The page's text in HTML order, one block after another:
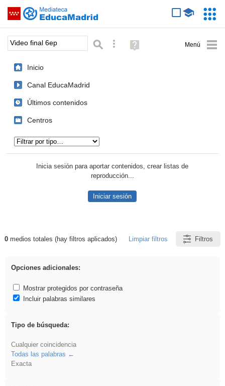
Saltar navegación
Palabra o frase: Búsqueda avanzada
Ayuda
(en
Inicio
Canal EducaMadrid
Últimos contenidos
Centros
Inicia sesión para aportar contenidos, crear listas de
reproducción...
Iniciar sesión
Resultados de: Video final 6ep
0medios totales (hay filtros aplicados) Limpiar filtros Filtros
Opciones adicionales:
Mostrar protegidos por contraseña
Incluir palabras similares
Tipo de búsqueda:
Cualquier coincidencia
Todas las palabras
Exacta